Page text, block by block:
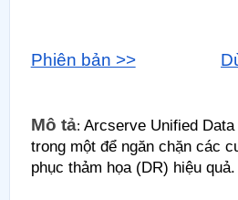
Phiên bản >>
Mô tả: ​ Arcserve Unified
trong một để ngăn chặn các
phục thảm họa (DR) hiệu quả.